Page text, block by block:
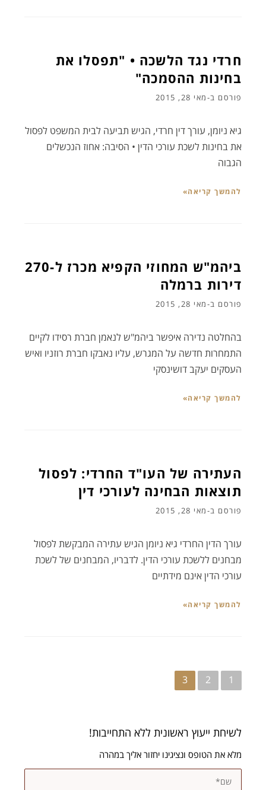
חרדי נגד הלשכה • "תפסלו את
בחינות ההסמכה"
פורסם ב-מאי 28, 2015
גיא ניומן, עורך דין חרדי, הגיש תביעה לבית המשפט לפסול
את בחינות לשכת עורכי הדין • הסיבה: אחוז הנכשלים
הגבוה
להמשך קריאה»
ביהמ"ש המחוזי הקפיא מכרז ל-270
דירות ברמלה
פורסם ב-מאי 28, 2015
בהחלטה נדירה איפשר ביהמ"ש לנאמן חברת רסידו לקיים
התמחרות חדשה על המגרש, עליו נאבקו חברת רוזניו ואיש
העסקים יעקב דושינסקי
להמשך קריאה»
העתירה של העו"ד החרדי: לפסול
תוצאות הבחינה לעורכי דין
פורסם ב-מאי 28, 2015
עורך הדין החרדי גיא ניומן הגיש עתירה המבקשת לפסול
מבחנים ללשכת עורכי הדין. לדבריו, המבחנים של לשכת
עורכי הדין אינם מידתיים
להמשך קריאה»
ניווט1
2
3
לשיחת ייעוץ ראשונית ללא התחייבות!
מלא את הטופס ונציגינו יחזור אליך במהרה